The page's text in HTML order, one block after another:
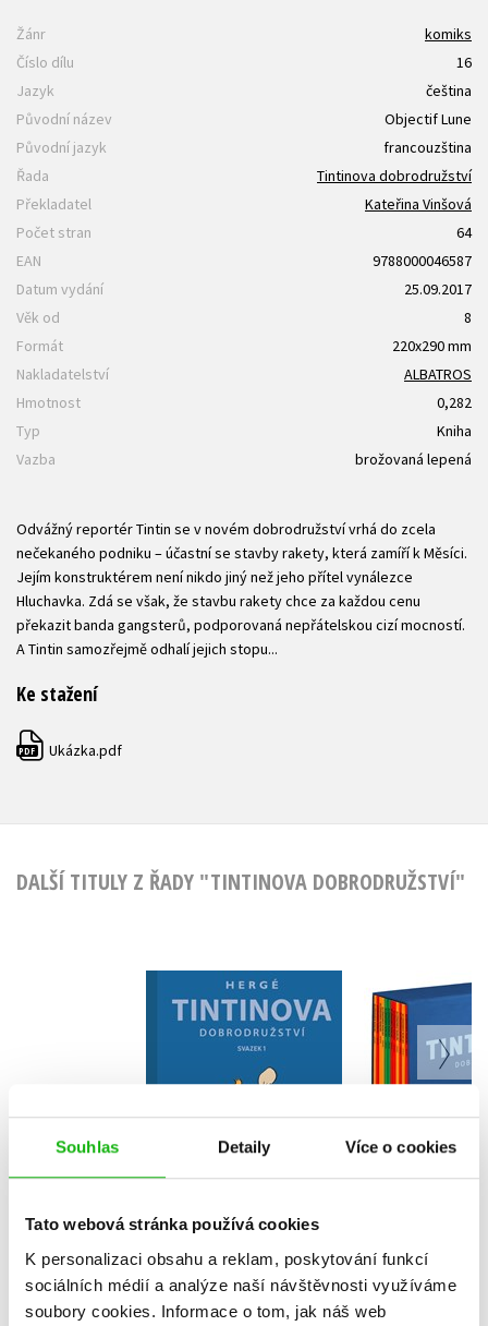
Souhlas Detaily Více o cookies
Tato webová stránka používá cookies
K personalizaci obsahu a reklam, poskytování funkcí
sociálních médií a analýze naší návštěvnosti využíváme
soubory cookies. Informace o tom, jak náš web
Žánr
komiks
Číslo dílu
16
Jazyk
čeština
Původní název
Objectif Lune
Původní jazyk
francouzština
Řada
Tintinova dobrodružství
Překladatel
Kateřina Vinšová
Počet stran
64
EAN
9788000046587
Datum vydání
25.09.2017
Věk od
8
Formát
220x290 mm
Nakladatelství
ALBATROS
Hmotnost
0,282
Typ
Kniha
Vazba
brožovaná lepená
Odvážný reportér Tintin se v novém dobrodružství vrhá do zcela
nečekaného podniku – účastní se stavby rakety, která zamíří k Měsíci.
Jejím konstruktérem není nikdo jiný než jeho přítel vynálezce
Hluchavka. Zdá se však, že stavbu rakety chce za každou cenu
překazit banda gangsterů, podporovaná nepřátelskou cizí mocností.
A Tintin samozřejmě odhalí jejich stopu...
Ke stažení
PDF Ukázka.pdf
DALŠÍ TITULY Z ŘADY "TINTINOVA DOBRODRUŽSTVÍ"
Tintinova
dobrodružství 1 -
omnibus 1-3
Hergé
Do košíku
899 Kč
719 Kč
13-
1 912 Kč